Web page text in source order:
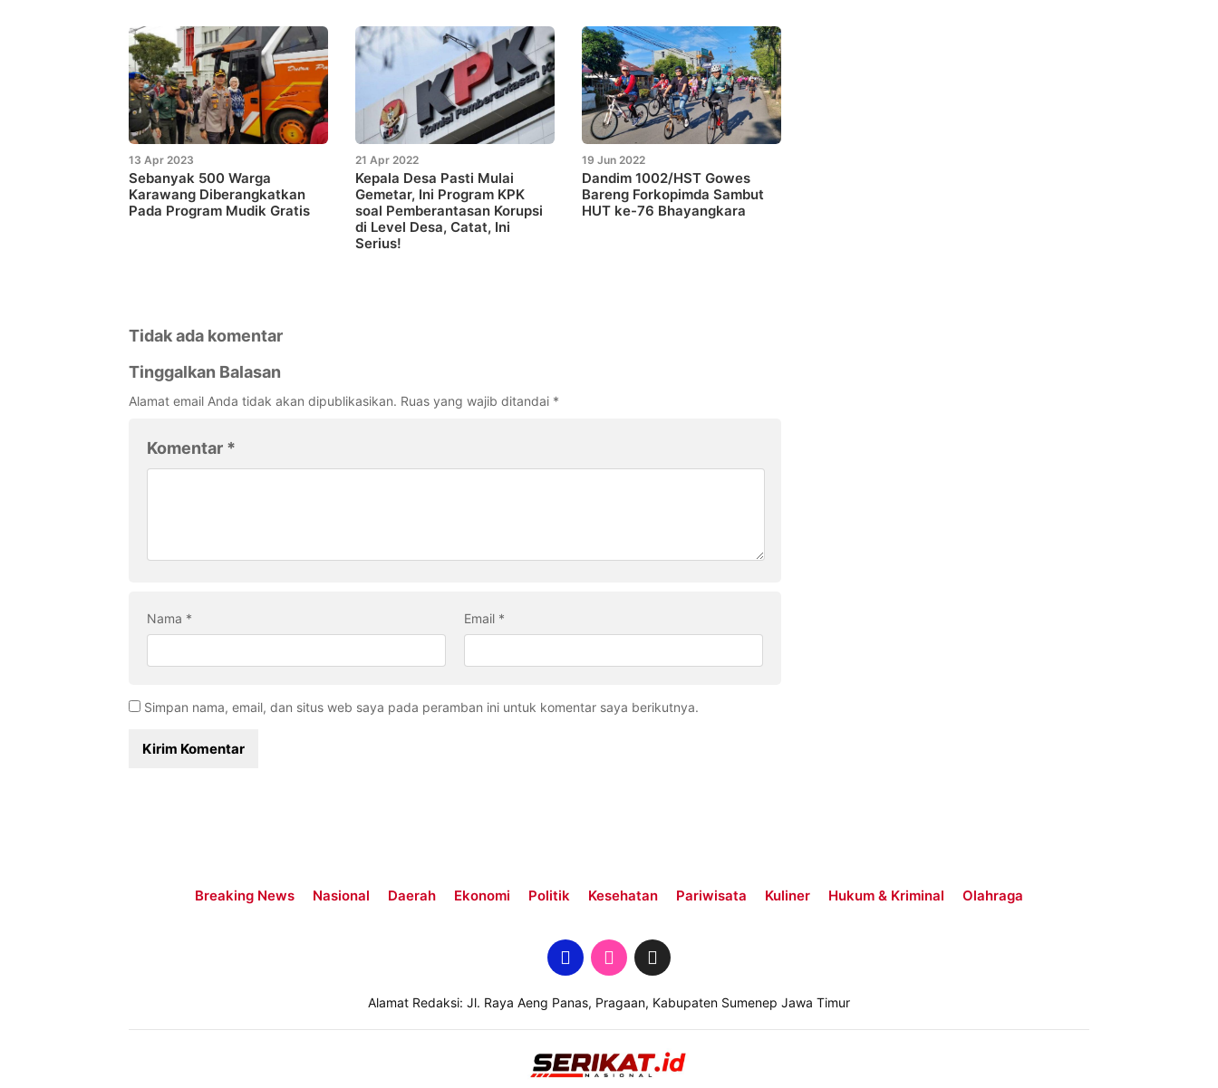
13 Apr 2023
Sebanyak 500 Warga
Karawang Diberangkatkan
Pada Program Mudik Gratis
21 Apr 2022
Kepala Desa Pasti Mulai
Gemetar, Ini Program KPK
soal Pemberantasan Korupsi
di Level Desa, Catat, Ini
Serius!
19 Jun 2022
Dandim 1002/HST Gowes
Bareng Forkopimda Sambut
HUT ke-76 Bhayangkara
Tidak ada komentar
Tinggalkan Balasan
Alamat email Anda tidak akan dipublikasikan. Ruas yang wajib ditandai *
Komentar *
Nama * Email *
Simpan nama, email, dan situs web saya pada peramban ini untuk komentar saya berikutnya.
Breaking News Nasional Daerah Ekonomi Politik Kesehatan Pariwisata Kuliner Hukum & Kriminal Olahraga
Alamat Redaksi: Jl. Raya Aeng Panas, Pragaan, Kabupaten Sumenep Jawa Timur